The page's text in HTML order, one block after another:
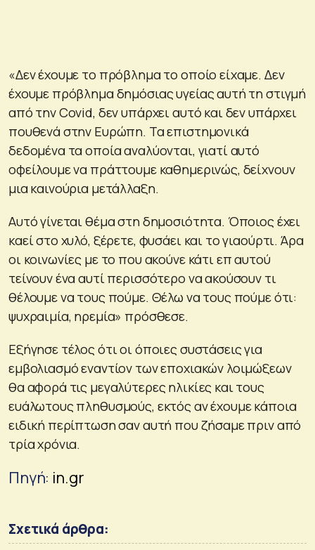
«Δεν έχουμε το πρόβλημα το οποίο είχαμε. Δεν
έχουμε πρόβλημα δημόσιας υγείας αυτή τη στιγμή
από την Covid, δεν υπάρχει αυτό και δεν υπάρχει
πουθενά στην Ευρώπη. Τα επιστημονικά
δεδομένα τα οποία αναλύονται, γιατί αυτό
οφείλουμε να πράττουμε καθημερινώς, δείχνουν
μια καινούρια μετάλλαξη.
Αυτό γίνεται θέμα στη δημοσιότητα. Όποιος έχει
καεί στο χυλό, ξέρετε, φυσάει και το γιαούρτι. Άρα
οι κοινωνίες με το που ακούνε κάτι επ αυτού
τείνουν ένα αυτί περισσότερο να ακούσουν τι
θέλουμε να τους πούμε. Θέλω να τους πούμε ότι:
ψυχραιμία, ηρεμία» πρόσθεσε.
Εξήγησε τέλος ότι οι όποιες συστάσεις για
εμβολιασμό εναντίον των εποχιακών λοιμώξεων
θα αφορά τις μεγαλύτερες ηλικίες και τους
ευάλωτους πληθυσμούς, εκτός αν έχουμε κάποια
ειδική περίπτωση σαν αυτή που ζήσαμε πριν από
τρία χρόνια.
Πηγή: in.gr
Σχετικά άρθρα: